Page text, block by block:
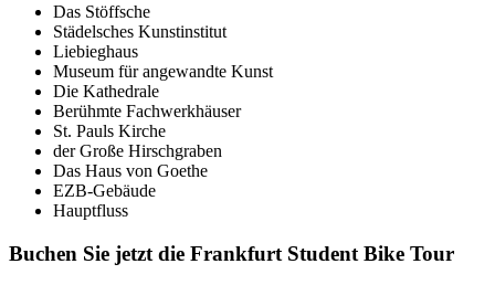
Das Stöffsche
Städelsches Kunstinstitut
Liebieghaus
Museum für angewandte Kunst
Die Kathedrale
Berühmte Fachwerkhäuser
St. Pauls Kirche
der Große Hirschgraben
Das Haus von Goethe
EZB-Gebäude
Hauptfluss
Buchen Sie jetzt die Frankfurt Student Bike Tour